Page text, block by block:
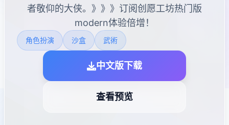
者敬仰的大侠。》》》订阅创愿工坊热门版
modern体验倍增！
角色扮演 沙盒 武術
中文版下载
查看预览